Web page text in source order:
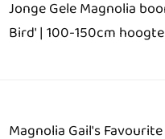
Jonge Gele Magnolia
Bird' | 100-150cm hoogte